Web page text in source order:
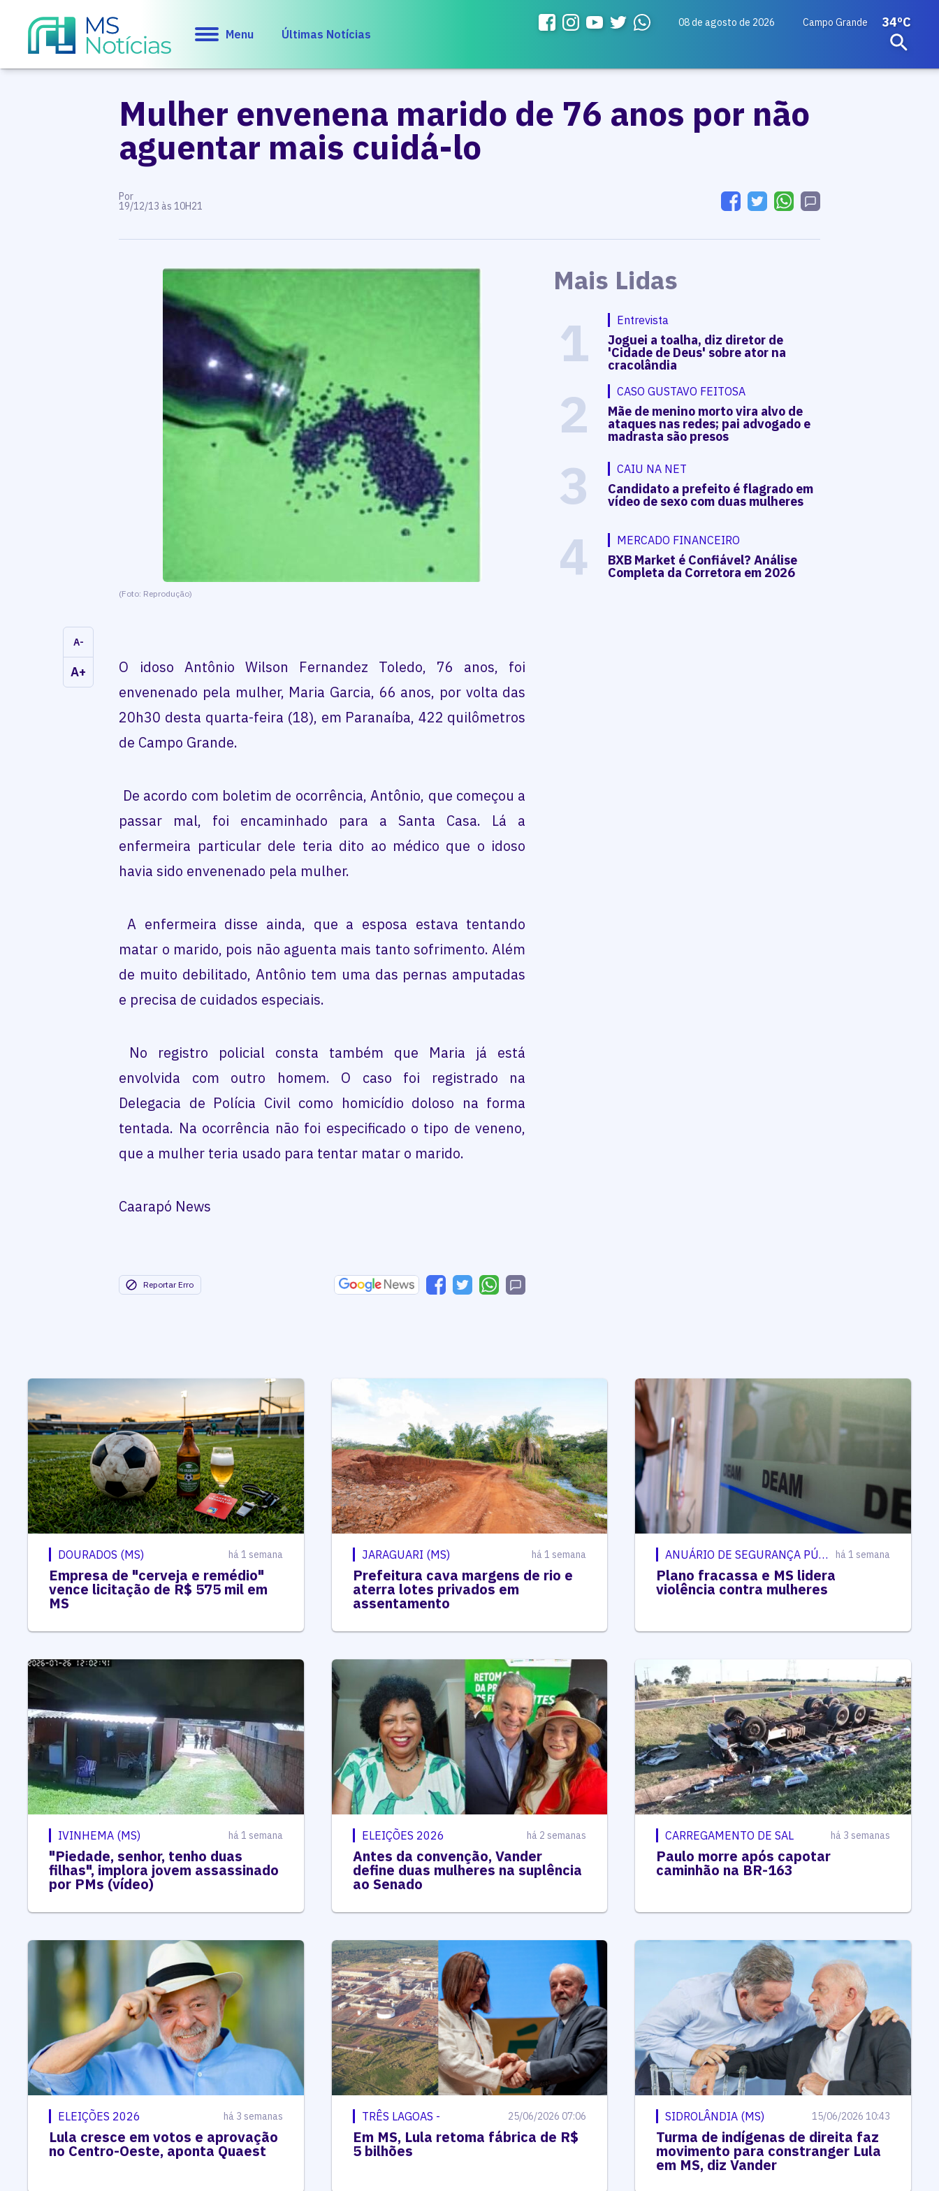
Menu Últimas Notícias
08 de agosto de 2026 Campo Grande 34ºC
Mulher envenena marido de 76 anos por não
aguentar mais cuidá-lo
Por
19/12/13 às 10H21
(Foto: Reprodução)
A-
A+
O idoso Antônio Wilson Fernandez Toledo, 76 anos, foi
envenenado pela mulher, Maria Garcia, 66 anos, por volta das
20h30 desta quarta-feira (18), em Paranaíba, 422 quilômetros
de Campo Grande.
De acordo com boletim de ocorrência, Antônio, que começou a
passar mal, foi encaminhado para a Santa Casa. Lá a
enfermeira particular dele teria dito ao médico que o idoso
havia sido envenenado pela mulher.
A enfermeira disse ainda, que a esposa estava tentando
matar o marido, pois não aguenta mais tanto sofrimento. Além
de muito debilitado, Antônio tem uma das pernas amputadas
e precisa de cuidados especiais.
No registro policial consta também que Maria já está
envolvida com outro homem. O caso foi registrado na
Delegacia de Polícia Civil como homicídio doloso na forma
tentada. Na ocorrência não foi especificado o tipo de veneno,
que a mulher teria usado para tentar matar o marido.
Caarapó News
Reportar Erro
Mais Lidas
1 Entrevista
Joguei a toalha, diz diretor de
'Cidade de Deus' sobre ator na
cracolândia
2 CASO GUSTAVO FEITOSA
Mãe de menino morto vira alvo de
ataques nas redes; pai advogado e
madrasta são presos
3 CAIU NA NET
Candidato a prefeito é flagrado em
vídeo de sexo com duas mulheres
4 MERCADO FINANCEIRO
BXB Market é Confiável? Análise
Completa da Corretora em 2026
DOURADOS (MS) há 1 semana
Empresa de "cerveja e remédio"
vence licitação de R$ 575 mil em
MS
JARAGUARI (MS) há 1 semana
Prefeitura cava margens de rio e
aterra lotes privados em
assentamento
ANUÁRIO DE SEGURANÇA PÚBLICA há 1 semana
Plano fracassa e MS lidera
violência contra mulheres
IVINHEMA (MS) há 1 semana
"Piedade, senhor, tenho duas
filhas", implora jovem assassinado
por PMs (vídeo)
ELEIÇÕES 2026 há 2 semanas
Antes da convenção, Vander
define duas mulheres na suplência
ao Senado
CARREGAMENTO DE SAL há 3 semanas
Paulo morre após capotar
caminhão na BR-163
ELEIÇÕES 2026 há 3 semanas
Lula cresce em votos e aprovação
no Centro-Oeste, aponta Quaest
TRÊS LAGOAS - 25/06/2026 07:06
Em MS, Lula retoma fábrica de R$
5 bilhões
SIDROLÂNDIA (MS) 15/06/2026 10:43
Turma de indígenas de direita faz
movimento para constranger Lula
em MS, diz Vander